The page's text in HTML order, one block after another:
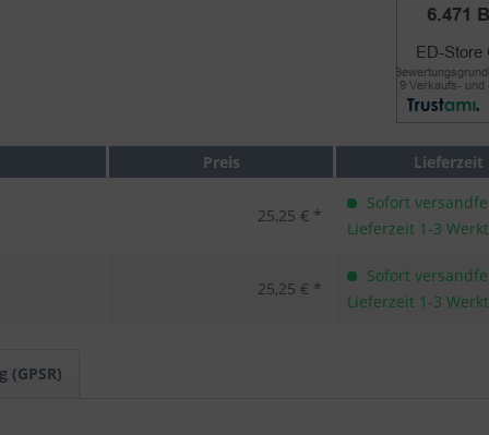
Preis Lieferzeit
25,25 € *
Sofort
Lieferzeit 1-3
25,25 € *
Sofort
Lieferzeit 1-3